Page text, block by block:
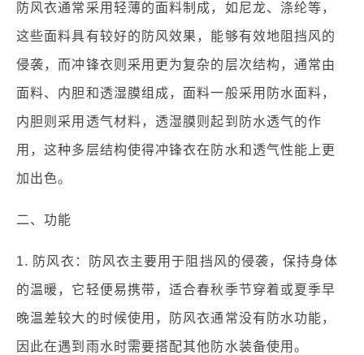
防风衣通常采用轻薄的面料制成，如尼龙、涤纶等，
这些面料具有较好的防风效果，能够有效地阻挡风的
侵袭，而冲锋衣则采用更为复杂的层次结构，通常由
面料、内胆和透湿膜组成，面料一般采用防水面料，
内胆则采用透气材料，透湿膜则起到防水透气的作
用，这种多层结构使得冲锋衣在防水和透气性能上更
加出色。
二、功能
1. 防风衣：防风衣主要用于阻挡风的侵袭，保持身体
的温暖，它轻便易携带，适合春秋季节穿着或夏季早
晚温差较大的时候使用，防风衣通常没有防水功能，
因此在遇到雨水时需要搭配其他防水装备使用。